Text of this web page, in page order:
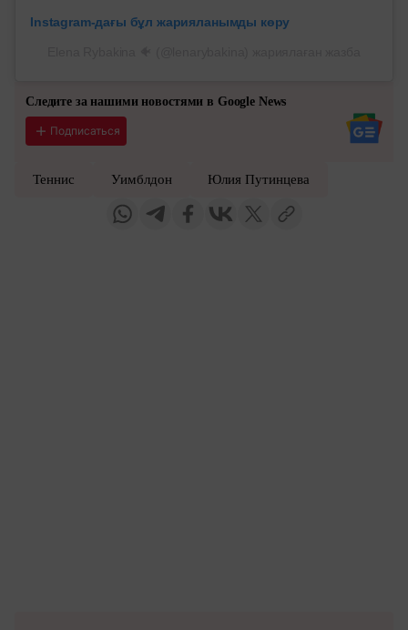
Instagram-дағы бұл жарияланымды көру
Следите за нашими новостями в Google News
Подписаться
Теннис Уимблдон Юлия Путинцева